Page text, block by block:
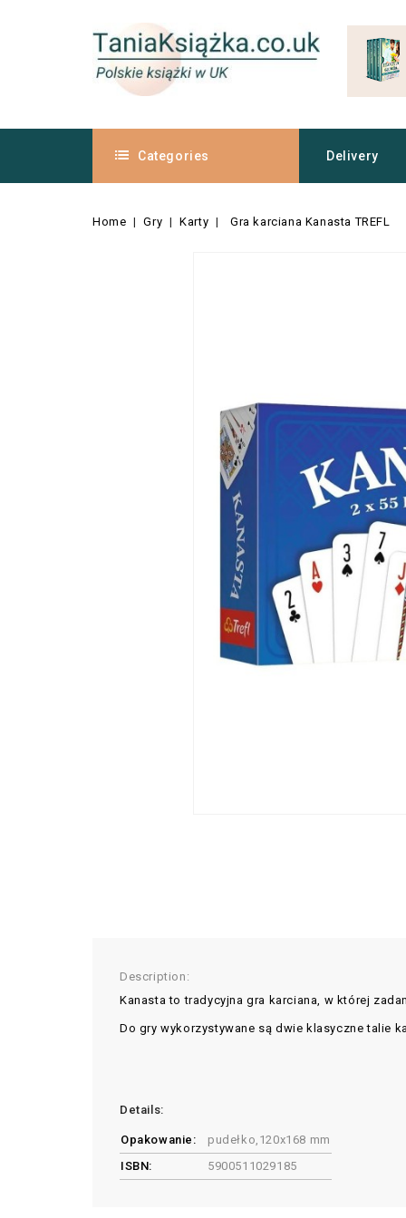
Categories Delivery
Home Gry Karty Gra karciana Kanasta TREFL
Description:
Kanasta to tradycyjna gra karciana, w której
Do gry wykorzystywane są dwie klasyczne talie
Details:
Opakowanie:
pudełko,120x168 mm
ISBN:
5900511029185